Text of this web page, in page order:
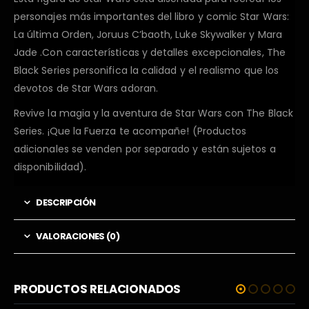
personajes más importantes del libro y comic Star Wars:
La última Orden, Joruus C’baoth, Luke Skywalker y Mara
Jade .Con características y detalles excepcionales, The
Black Series personifica la calidad y el realismo que los
devotos de Star Wars adoran.
Revive la magia y la aventura de Star Wars con The Black
Series. ¡Que la Fuerza te acompañe! (Productos
adicionales se venden por separado y están sujetos a
disponibilidad).
DESCRIPCIÓN
VALORACIONES (0)
PRODUCTOS RELACIONADOS